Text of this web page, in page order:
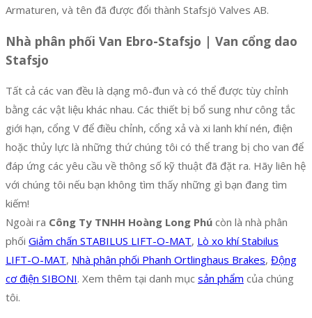
Armaturen, và tên đã được đổi thành Stafsjö Valves AB.
Nhà phân phối Van Ebro-Stafsjo | Van cổng dao
Stafsjo
Tất cả các van đều là dạng mô-đun và có thể được tùy chỉnh
bằng các vật liệu khác nhau. Các thiết bị bổ sung như công tắc
giới hạn, cổng V để điều chỉnh, cổng xả và xi lanh khí nén, điện
hoặc thủy lực là những thứ chúng tôi có thể trang bị cho van để
đáp ứng các yêu cầu về thông số kỹ thuật đã đặt ra. Hãy liên hệ
với chúng tôi nếu bạn không tìm thấy những gì bạn đang tìm
kiếm!
Ngoài ra Công Ty TNHH Hoàng Long Phú còn là nhà phân
phối Giảm chấn STABILUS LIFT-O-MAT, Lò xo khí Stabilus
LIFT-O-MAT, Nhà phân phối Phanh Ortlinghaus Brakes, Động
cơ điện SIBONI. Xem thêm tại danh mục sản phẩm của chúng
tôi.